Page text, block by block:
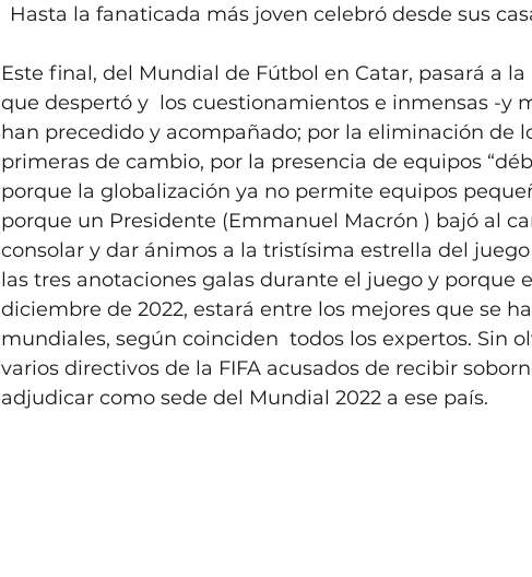
Hasta la fanaticada más joven celebró desde sus
Este final, del Mundial de Fútbol en Catar, pasará a
que despertó y  los cuestionamientos e inmensas -y
han precedido y acompañado; por la eliminación de
primeras de cambio, por la presencia de equipos
porque la globalización ya no permite equipos
porque un Presidente (Emmanuel Macrón ) bajó al
consolar y dar ánimos a la tristísima estrella del
las tres anotaciones galas durante el juego y porque
diciembre de 2022, estará entre los mejores que se
mundiales, según coinciden  todos los expertos. Sin
varios directivos de la FIFA acusados de recibir
adjudicar como sede del Mundial 2022 a ese país.